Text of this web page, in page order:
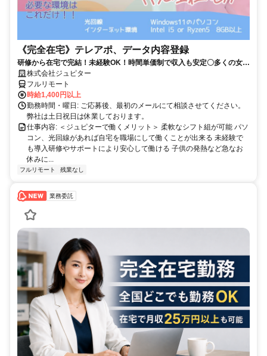
《完全在宅》テレアポ、データ内容登録
研修から在宅で完結！未経験OK！時間単価制で収入も安定〇多くの女性
の方が活躍中！隙間時間有効活用！
株式会社ジュピター
フルリモート
時給1,400円以上
勤務時間・曜日: ご応募後、最初のメールにて相談させてください。
弊社は土日祝日は休業しております。
仕事内容: ＜ジュピターで働くメリット＞ 柔軟なシフト組が可能 パソ
コン、光回線があれば自宅を職場にして働くことが出来る 未経験で
も導入研修やサポートにより安心して働ける 子供の発熱など急なお
休みに...
フルリモート 残業なし
業務委託